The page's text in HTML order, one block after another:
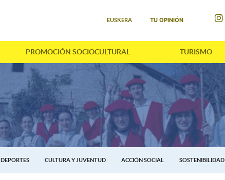
EUSKERA TU OPINIÓN
PROMOCIÓN SOCIOCULTURAL TURISMO
DEPORTES CULTURA Y JUVENTUD ACCIÓN SOCIAL SOSTENIBILIDAD